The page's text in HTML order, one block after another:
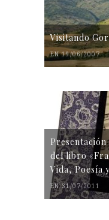
Visitando
EN 19/06/2007
del libro
Vida, Poesía
EN 31/07/2011